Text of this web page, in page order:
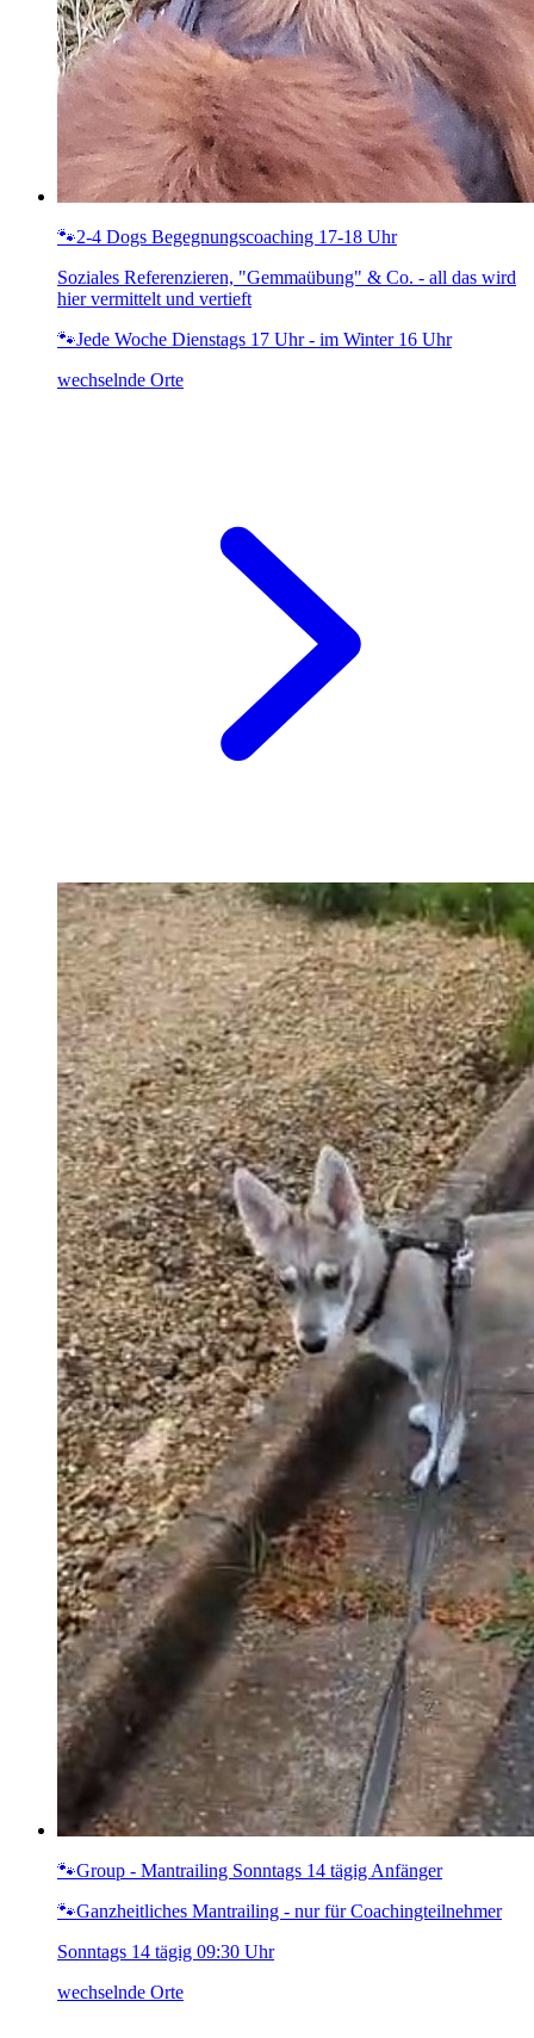
🐾2-4 Dogs Begegnungscoaching 17-18 Uhr
Soziales Referenzieren, "Gemmaübung" & Co. - all das wird
hier vermittelt und vertieft
🐾Jede Woche Dienstags 17 Uhr - im Winter 16 Uhr
wechselnde Orte
🐾Group - Mantrailing Sonntags 14 tägig Anfänger
🐾Ganzheitliches Mantrailing - nur für Coachingteilnehmer
Sonntags 14 tägig 09:30 Uhr
wechselnde Orte